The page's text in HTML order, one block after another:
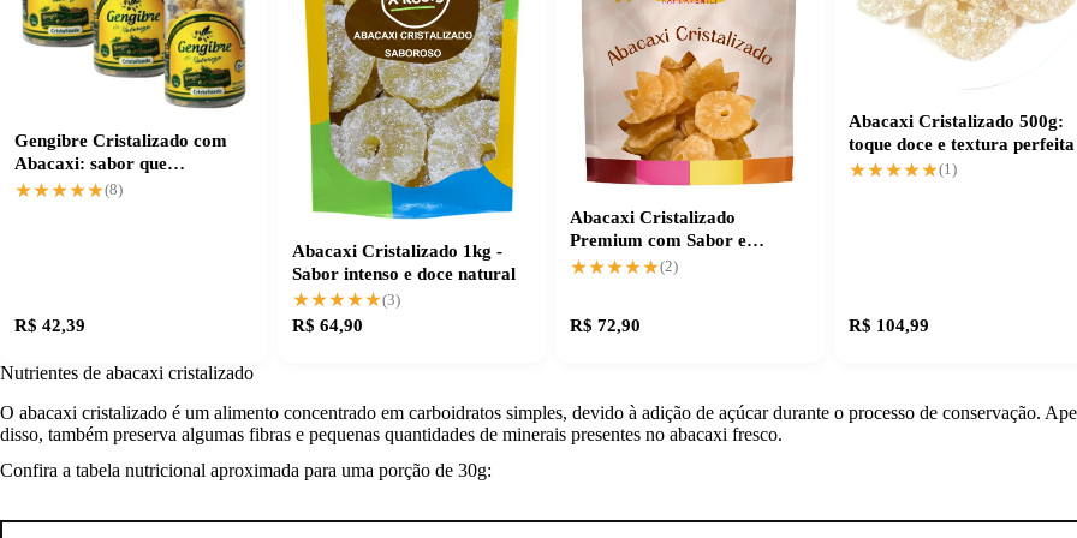
Gengibre Cristalizado com
Abacaxi: sabor que
transforma receitas
★★★★★
★★★★★(8)
R$ 42,39
Abacaxi Cristalizado 1kg -
Sabor intenso e doce natural
★★★★★
★★★★★(3)
R$ 64,90
Abacaxi Cristalizado
Premium com Sabor e
Textura Incomparáveis
★★★★★
★★★★★(2)
R$ 72,90
Abacaxi Cristalizado 500g:
toque doce e textura perfeita
★★★★★
★★★★★(1)
R$ 104,99
Nutrientes de abacaxi cristalizado
O abacaxi cristalizado é um alimento concentrado em carboidratos simples, devido à adição de açúcar durante o processo de conservação.
disso, também preserva algumas fibras e pequenas quantidades de minerais presentes no abacaxi fresco.
Confira a tabela nutricional aproximada para uma porção de 30g: